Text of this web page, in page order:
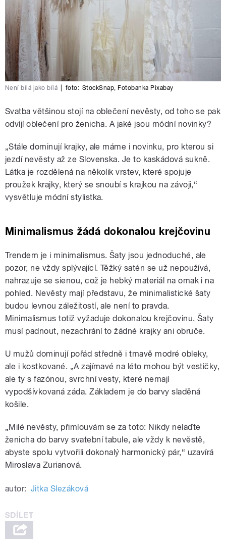
Není bílá jako bílá foto: StockSnap,Fotobanka Pixabay
Svatba většinou stojí na oblečení nevěsty, od toho se pak
odvíjí oblečení pro ženicha. A jaké jsou módní novinky?
„Stále dominují krajky, ale máme i novinku, pro kterou si
jezdí nevěsty až ze Slovenska. Je to kaskádová sukně.
Látka je rozdělená na několik vrstev, které spojuje
proužek krajky, který se snoubí s krajkou na závoji,“
vysvětluje módní stylistka.
Minimalismus žádá dokonalou krejčovinu
Trendem je i minimalismus. Šaty jsou jednoduché, ale
pozor, ne vždy splývající. Těžký satén se už nepoužívá,
nahrazuje se sienou, což je hebký materiál na omak i na
pohled. Nevěsty mají představu, že minimalistické šaty
budou levnou záležitostí, ale není to pravda.
Minimalismus totiž vyžaduje dokonalou krejčovinu. Šaty
musí padnout, nezachrání to žádné krajky ani obruče.
U mužů dominují pořád středně i tmavě modré obleky,
ale i kostkované. „A zajímavé na léto mohou být vestičky,
ale ty s fazónou, svrchní vesty, které nemají
vypodšívkovaná záda. Základem je do barvy sladěná
košile.
„Milé nevěsty, přimlouvám se za toto: Nikdy nelaďte
ženicha do barvy svatební tabule, ale vždy k nevěstě,
abyste spolu vytvořili dokonalý harmonický pár,“ uzavírá
Miroslava Zurianová.
autor: Jitka Slezáková